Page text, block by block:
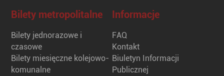
Bilety metropolitalne
Bilety jednorazowe i
czasowe
Bilety miesięczne kolejowo-
komunalne
Informacje
FAQ
Kontakt
Biuletyn Informacji
Publicznej